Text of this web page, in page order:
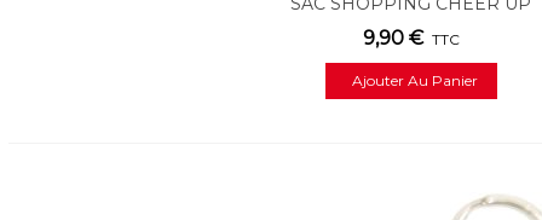
9,90 € TTC
Ajouter Au Panier